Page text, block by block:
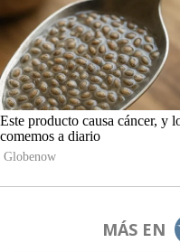
MÁS EN